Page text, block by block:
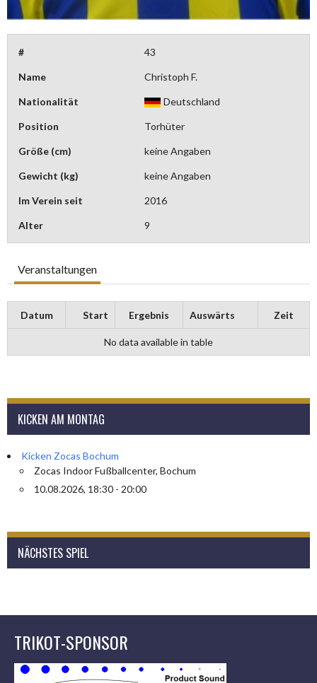
# 43
Name Christoph F.
Nationalität Deutschland
Position Torhüter
Größe (cm) keine Angaben
Gewicht (kg) keine Angaben
Im Verein seit 2016
Alter 9
Veranstaltungen
Datum Start Ergebnis Auswärts Zeit
No data available in table
KICKEN AM MONTAG
Kicken Zocas Bochum
Zocas Indoor Fußballcenter, Bochum
10.08.2026, 18:30 - 20:00
NÄCHSTES SPIEL
TRIKOT-SPONSOR